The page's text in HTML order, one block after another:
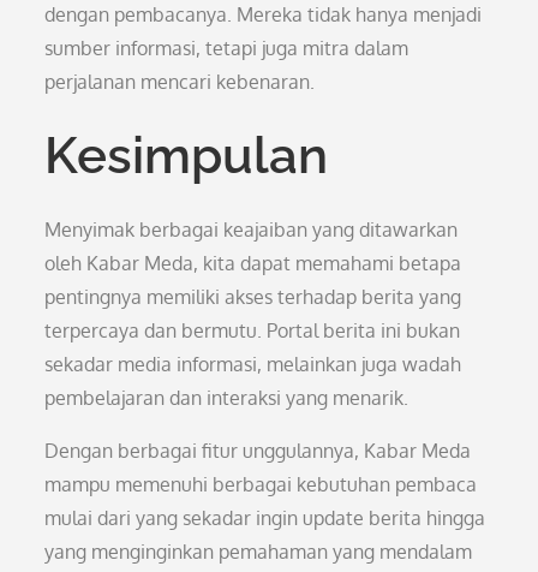
dengan pembacanya. Mereka tidak hanya menjadi
sumber informasi, tetapi juga mitra dalam
perjalanan mencari kebenaran.
Kesimpulan
Menyimak berbagai keajaiban yang ditawarkan
oleh Kabar Meda, kita dapat memahami betapa
pentingnya memiliki akses terhadap berita yang
terpercaya dan bermutu. Portal berita ini bukan
sekadar media informasi, melainkan juga wadah
pembelajaran dan interaksi yang menarik.
Dengan berbagai fitur unggulannya, Kabar Meda
mampu memenuhi berbagai kebutuhan pembaca
mulai dari yang sekadar ingin update berita hingga
yang menginginkan pemahaman yang mendalam